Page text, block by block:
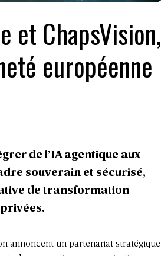
et ChapsVision,
européenne
de l’IA agentique aux
souverain et sécurisé,
de transformation
annoncent un partenariat stratégique